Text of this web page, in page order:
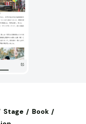
Stage
Book